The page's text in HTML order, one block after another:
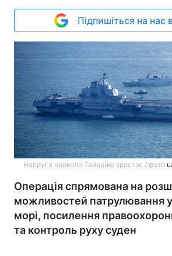
Підпишіться на нас
Напруга навколо Тайваню зростає / фото
Операція спрямована на
можливостей патрулювання
морі, посилення
та контроль руху суден